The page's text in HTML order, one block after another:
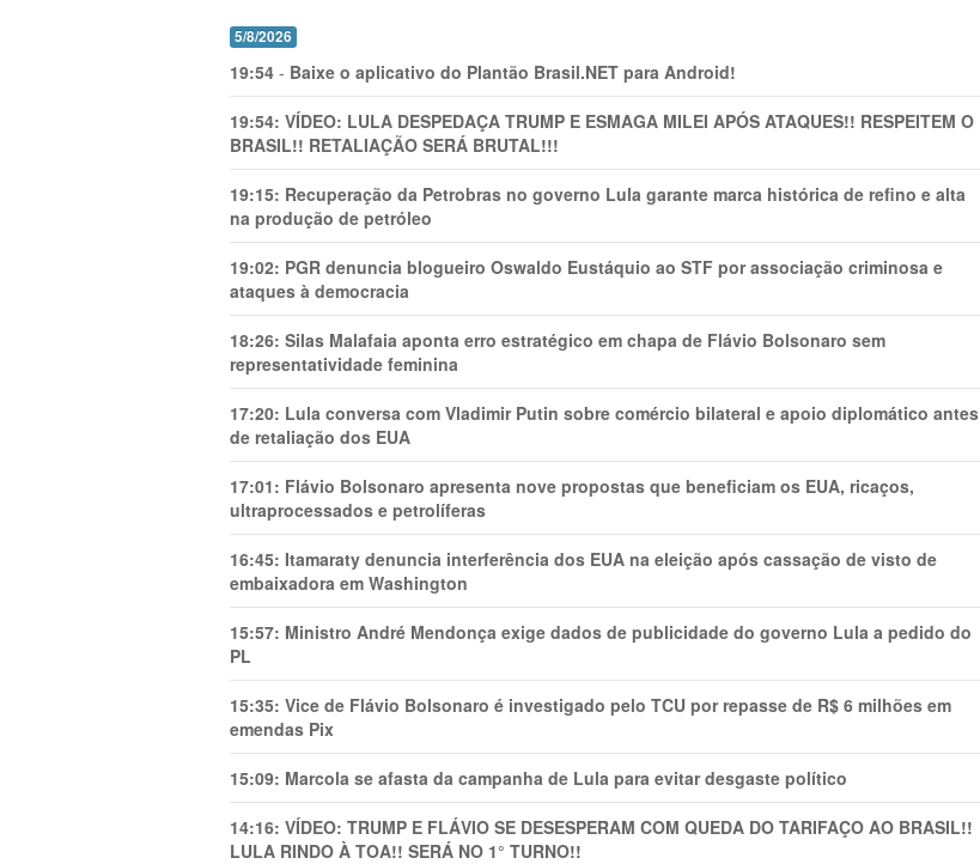
5/8/2026
19:54 - Baixe o aplicativo do Plantão Brasil.NET para Android!
19:54: VÍDEO: LULA DESPEDAÇA TRUMP E ESMAGA MILEI APÓS ATAQUES!! RESPEITEM O
BRASIL!! RETALIAÇÃO SERÁ BRUTAL!!!
19:15: Recuperação da Petrobras no governo Lula garante marca histórica de refino e alta
na produção de petróleo
19:02: PGR denuncia blogueiro Oswaldo Eustáquio ao STF por associação criminosa e
ataques à democracia
18:26: Silas Malafaia aponta erro estratégico em chapa de Flávio Bolsonaro sem
representatividade feminina
17:20: Lula conversa com Vladimir Putin sobre comércio bilateral e apoio diplomático antes
de retaliação dos EUA
17:01: Flávio Bolsonaro apresenta nove propostas que beneficiam os EUA, ricaços,
ultraprocessados e petrolíferas
16:45: Itamaraty denuncia interferência dos EUA na eleição após cassação de visto de
embaixadora em Washington
15:57: Ministro André Mendonça exige dados de publicidade do governo Lula a pedido do
PL
15:35: Vice de Flávio Bolsonaro é investigado pelo TCU por repasse de R$ 6 milhões em
emendas Pix
15:09: Marcola se afasta da campanha de Lula para evitar desgaste político
14:16: VÍDEO: TRUMP E FLÁVIO SE DESESPERAM COM QUEDA DO TARIFAÇO AO BRASIL!!
LULA RINDO À TOA!! SERÁ NO 1° TURNO!!